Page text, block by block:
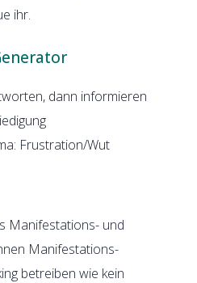
ihr.
dann informieren
Frustration/Wut
Manifestations- und
Manifestations-
betreiben wie kein